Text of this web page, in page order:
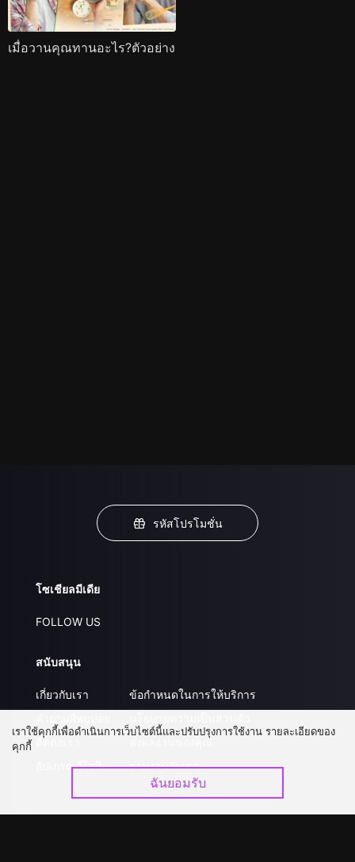
เมื่อวานคุณทานอะไร?ตัวอย่าง
รหัสโปรโมชั่น
โซเชียลมีเดีย
FOLLOW US
สนับสนุน
เกี่ยวกับเรา
ติดต่อเรา
อัปเกรด วีไอพี
ข้อกำหนดในการให้บริการ
ส่งผลงานของคุณ
ร่วมงานกับเรา
เราใช้คุกกี้เพื่อดำเนินการเว็บไซต์นี้และปรับปรุงการใช้งาน รายละเอียดของ
คุกกี้
ฉันยอมรับ